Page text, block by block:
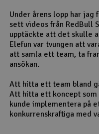
Raketer
Smarthem, lek
Under årens lopp har jag
sett videos från RedBull
upptäckte att det skulle
Elefun var tvungen att
att samla ett team, ta
ansökan.
Att hitta ett team bland
Att hitta ett koncept som
kunde implementera på
konkurrenskraftiga med